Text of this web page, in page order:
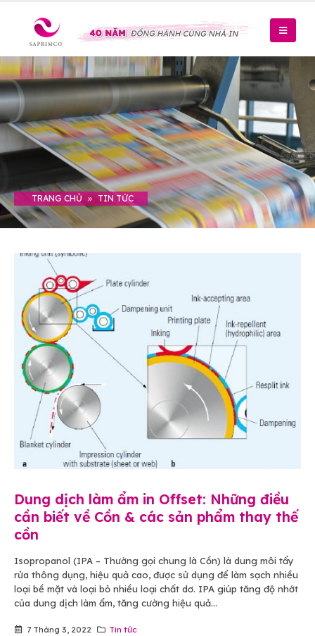
TRANG CHỦ » TIN TỨC
Dung dịch làm ẩm in Offset: Những điều
cần biết về Cồn & các sản phẩm thay thế
cồn
Isopropanol (IPA – Thường gọi chung là Cồn) là dung môi tẩy
rửa thông dụng, hiệu quả cao, được sử dụng để làm sạch nhiều
loại bề mặt và loại bỏ nhiều loại chất dơ. IPA giúp tăng độ nhớt
của dung dịch làm ẩm, tăng cường hiệu quả...
7 Tháng 3, 2022 Tin tức